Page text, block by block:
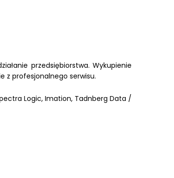
przedsiębiorstwa. Wykupienie
z profesjonalnego serwisu.
Logic, Imation, Tadnberg Data /